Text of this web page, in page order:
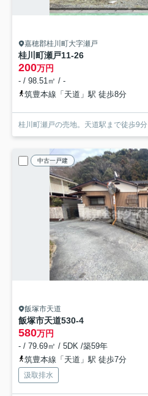
嘉穂郡桂川町大字瀬戸
桂川町瀬戸11-26
200万円
- / 98.51㎡ / -
筑豊本線「天道」駅 徒歩8分
桂川町瀬戸の売地。天道駅まで徒歩9分
中古一戸建
飯塚市天道
飯塚市天道530-4
580万円
- / 79.69㎡ / 5DK /築59年
筑豊本線「天道」駅 徒歩7分
汲取排水